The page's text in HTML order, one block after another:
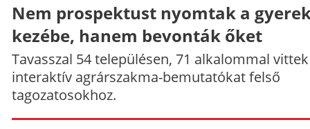
Nem prospektust nyomtak a
kezébe, hanem bevonták őket
Tavasszal 54 településen, 71 alkalommal vittek
interaktív agrárszakma-bemutatókat felső
tagozatosokhoz.